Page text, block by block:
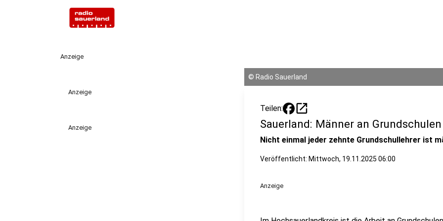
Anzeige
Anzeige
Anzeige
© Radio Sauerland
Teilen: open_in_new
Sauerland: Männer an
Nicht einmal jeder zehnte Grundschullehrer ist
Veröffentlicht: Mittwoch, 19.11.2025 06:00
Anzeige